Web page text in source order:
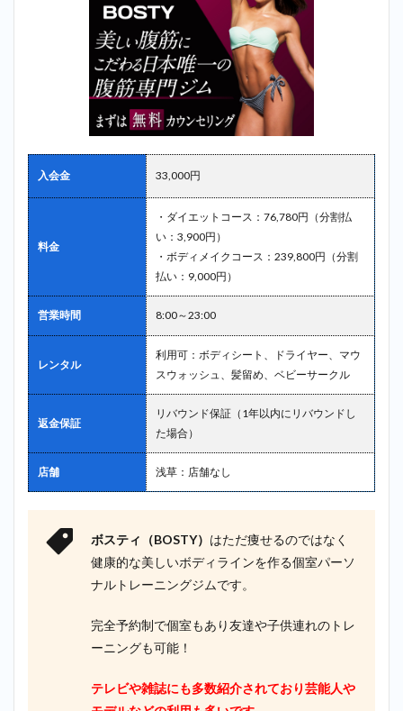
入会金 33,000円
料金
・ダイエットコース：76,780円（分割払
い：3,900円）
・ボディメイクコース：239,800円（分割
払い：9,000円）
営業時間 8:00～23:00
レンタル
利用可：ボディシート、ドライヤー、マウ
スウォッシュ、髪留め、ベビーサークル
返金保証
リバウンド保証（1年以内にリバウンドし
た場合）
店舗 浅草：店舗なし
ボスティ（BOSTY） はただ痩せるのではなく
健康的な美しいボディラインを作る個室パーソ
ナルトレーニングジムです。
完全予約制で個室もあり友達や子供連れのトレ
ーニングも可能！
テレビや雑誌にも多数紹介されており芸能人や